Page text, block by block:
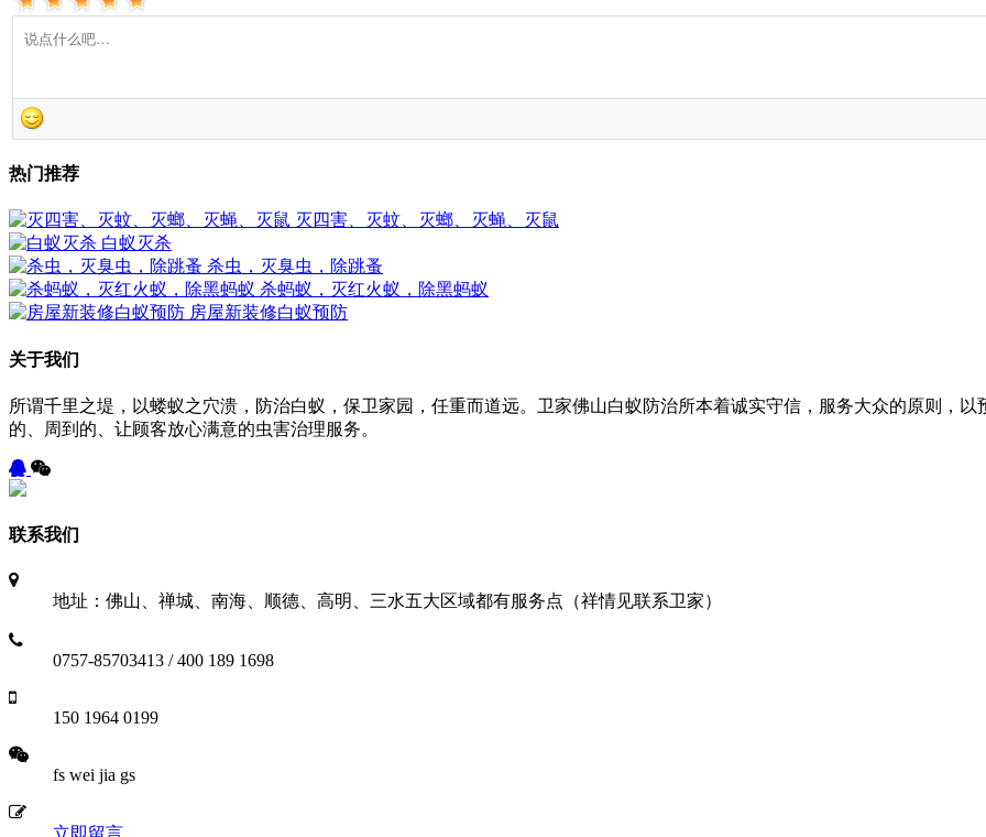
热门推荐
灭四害、灭蚊、灭螂、灭蝇、灭鼠
白蚁灭杀
杀虫，灭臭虫，除跳蚤
杀蚂蚁，灭红火蚁，除黑蚂蚁
房屋新装修白蚁预防
关于我们
所谓千里之堤，以蝼蚁之穴溃，防治白蚁，保卫家园，任重而道远。卫家佛山白蚁防治所本着诚实守信，服务大众的原则，
的、周到的、让顾客放心满意的虫害治理服务。
联系我们
地址：佛山、禅城、南海、顺德、高明、三水五大区域都有服务点（祥情见联系卫家）
0757-85703413 / 400 189 1698
150 1964 0199
fs wei jia gs